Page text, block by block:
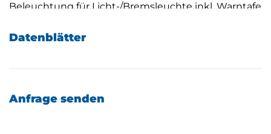
Beleuchtung für Licht-/Bremsleuchte inkl. Warntafeln
Drehrichtung "B" (alle Scheiben drehen paarweise)
Datenblätter
Anfrage senden